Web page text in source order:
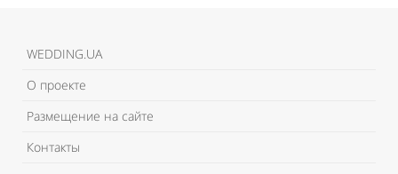
WEDDING.UA
О проекте
Размещение на сайте
Контакты